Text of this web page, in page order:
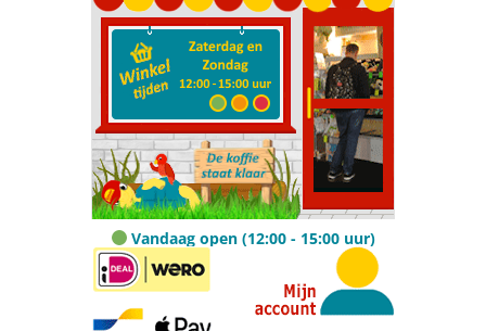
Vandaag open (12:00 - 15:00 uur)